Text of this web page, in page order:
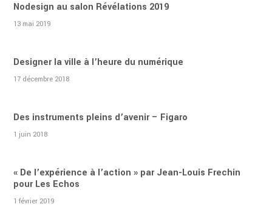
Nodesign au salon Révélations 2019
13 mai 2019
Designer la ville à l’heure du numérique
17 décembre 2018
Des instruments pleins d’avenir – Figaro
1 juin 2018
« De l’expérience à l’action » par Jean-Louis Frechin
pour Les Echos
1 février 2019